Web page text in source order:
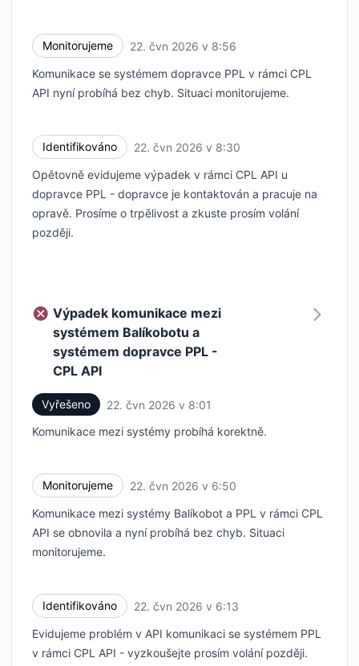
Monitorujeme 22. čvn 2026 v 8:56
Komunikace se systémem dopravce PPL v rámci CPL
API nyní probíhá bez chyb. Situaci monitorujeme.
Identifikováno 22. čvn 2026 v 8:30
Opětovně evidujeme výpadek v rámci CPL API u
dopravce PPL - dopravce je kontaktován a pracuje na
opravě. Prosíme o trpělivost a zkuste prosím volání
později.
Výpadek komunikace mezi
systémem Balíkobotu a
systémem dopravce PPL -
CPL API
Vyřešeno 22. čvn 2026 v 8:01
Komunikace mezi systémy probíhá korektně.
Monitorujeme 22. čvn 2026 v 6:50
Komunikace mezi systémy Balíkobot a PPL v rámci CPL
API se obnovila a nyní probíhá bez chyb. Situaci
monitorujeme.
Identifikováno 22. čvn 2026 v 6:13
Evidujeme problém v API komunikaci se systémem PPL
v rámci CPL API - vyzkoušejte prosím volání později.